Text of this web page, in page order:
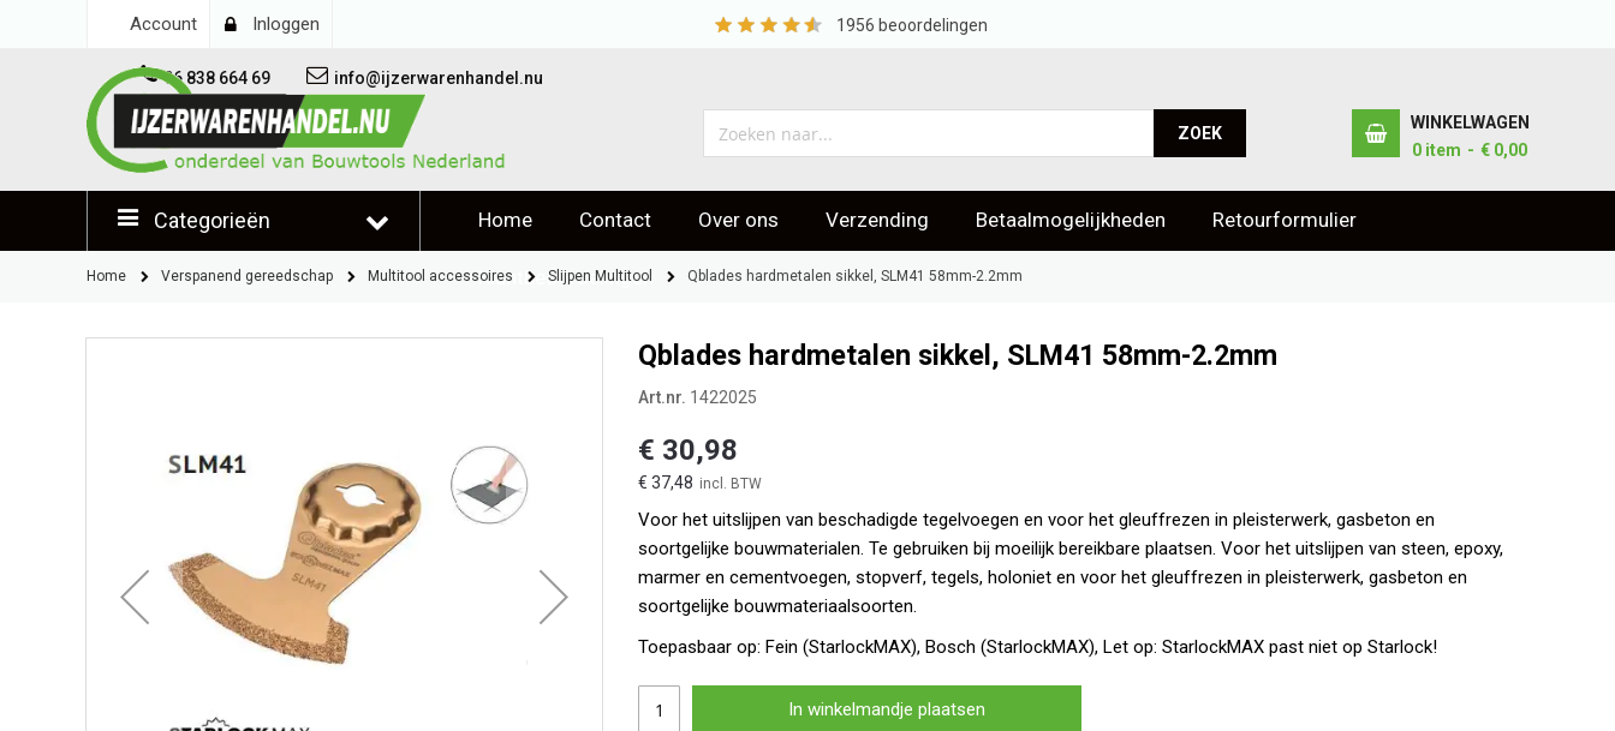
Account Inloggen 1956 beoordelingen
06 838 664 69 info@ijzerwarenhandel.nu
ZOEK
WINKELWAGEN
0 item € 0,00
Categorieën Home Contact Over ons Verzending Betaalmogelijkheden Retourformulier
Klantbeoordelingen
Home Verspanend gereedschap Multitool accessoires Slijpen Multitool Qblades hardmetalen sikkel, SLM41 58mm-2.2mm
Qblades hardmetalen sikkel, SLM41 58mm-2.2mm
Art.nr. 1422025
€ 37,48
€ 30,98
Voor het uitslijpen van beschadigde tegelvoegen en voor het gleuffrezen in pleisterwerk, gasbeton en
soortgelijke bouwmaterialen. Te gebruiken bij moeilijk bereikbare plaatsen. Voor het uitslijpen van steen, epoxy,
marmer en cementvoegen, stopverf, tegels, holoniet en voor het gleuffrezen in pleisterwerk, gasbeton en
soortgelijke bouwmateriaalsoorten.
Toepasbaar op: Fein (StarlockMAX), Bosch (StarlockMAX), Let op: StarlockMAX past niet op Starlock!
In winkelmandje plaatsen